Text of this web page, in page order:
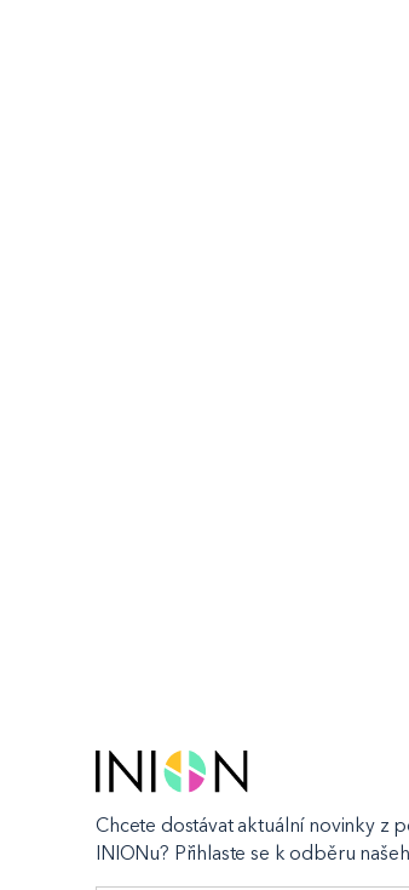
Chcete dostávat aktuální novinky z
INIONu? Přihlaste se k odběru